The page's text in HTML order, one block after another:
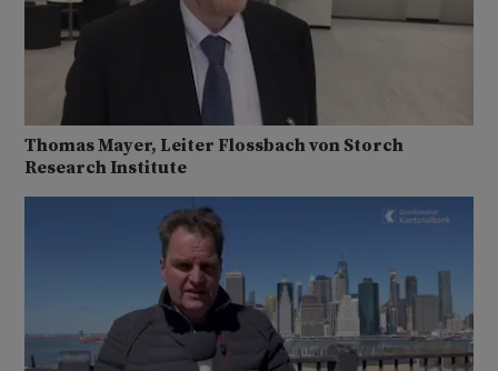
Thomas Mayer, Leiter Flossbach von Storch
Research Institute